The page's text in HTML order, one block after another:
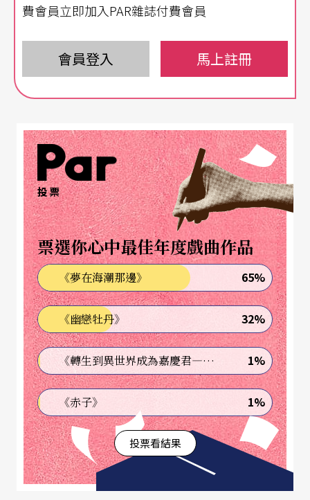
費會員立即加入PAR雜誌付費會員
會員登入 馬上註冊
投票
票選你心中最佳年度戲曲作品
《夢在海潮那邊》 65%
《幽戀牡丹》 32%
《轉生到異世界成為嘉慶君—發現我的祖先是詐騙集團!?》 1%
《赤子》 1%
投票看結果